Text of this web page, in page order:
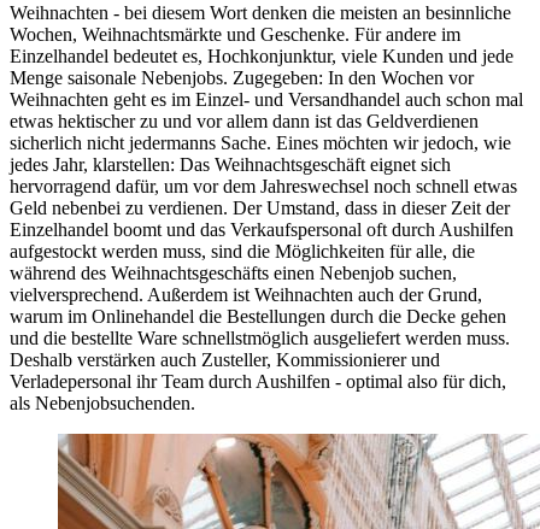
Weihnachten - bei diesem Wort denken die meisten an besinnliche
Wochen, Weihnachtsmärkte und Geschenke. Für andere im
Einzelhandel bedeutet es, Hochkonjunktur, viele Kunden und jede
Menge saisonale Nebenjobs. Zugegeben: In den Wochen vor
Weihnachten geht es im Einzel- und Versandhandel auch schon mal
etwas hektischer zu und vor allem dann ist das Geldverdienen
sicherlich nicht jedermanns Sache. Eines möchten wir jedoch, wie
jedes Jahr, klarstellen: Das Weihnachtsgeschäft eignet sich
hervorragend dafür, um vor dem Jahreswechsel noch schnell etwas
Geld nebenbei zu verdienen. Der Umstand, dass in dieser Zeit der
Einzelhandel boomt und das Verkaufspersonal oft durch Aushilfen
aufgestockt werden muss, sind die Möglichkeiten für alle, die
während des Weihnachtsgeschäfts einen Nebenjob suchen,
vielversprechend. Außerdem ist Weihnachten auch der Grund,
warum im Onlinehandel die Bestellungen durch die Decke gehen
und die bestellte Ware schnellstmöglich ausgeliefert werden muss.
Deshalb verstärken auch Zusteller, Kommissionierer und
Verladepersonal ihr Team durch Aushilfen - optimal also für dich,
als Nebenjobsuchenden.